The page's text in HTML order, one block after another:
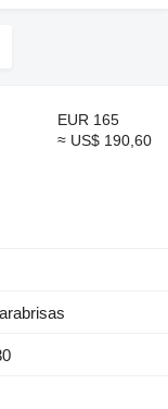
EUR 165
≈ US$ 190,60